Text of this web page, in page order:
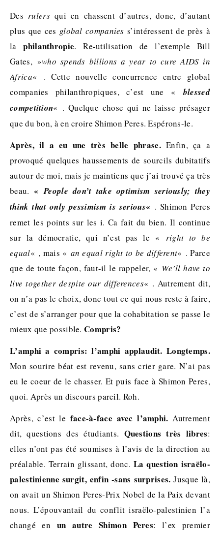
Desrulersqui en chassent d’autres, donc, d’autant
plus que ces global companies s’intéressent de près à
laphilanthropie. Re-utilisation de l’exemple Bill
Gates, »who spends billions a year to cure AIDS in
Africa« . Cette nouvelle concurrence entre global
companies philanthropiques, c’est une «blessed
competition« . Quelque chose qui ne laisse présager
que du bon, à en croire Shimon Peres. Espérons-le.
Après, il a eu une très belle phrase.Enfin, ça a
provoqué quelques haussements de sourcils dubitatifs
autour de moi, mais je maintiens que j’ai trouvé ça très
beau. «People don’t take optimism seriously; they
think that only pessimism is serious« . Shimon Peres
remet les points sur les i. Ca fait du bien. Il continue
sur la démocratie, qui n’est pas le « right to be
equal« , mais « an equal right to be different« . Parce
que de toute façon, faut-il le rappeler, « We’ll have to
live together despite our differences« . Autrement dit,
on n’a pas le choix, donc tout ce qui nous reste à faire,
c’est de s’arranger pour que la cohabitation se passe le
mieux que possible.Compris?
L’amphi a compris: l’amphi applaudit. Longtemps.
Mon sourire béat est revenu, sans crier gare. N’ai pas
eu le coeur de le chasser. Et puis face à Shimon Peres,
quoi. Après un discours pareil. Roh.
Après, c’est le face-à-face avec l’amphi. Autrement
dit, questions des étudiants. Questions très libres:
elles n’ont pas été soumises à l’avis de la direction au
préalable. Terrain glissant, donc. La question israëlo-
palestinienne surgit, enfin -sans surprises. Jusque là,
on avait un Shimon Peres-Prix Nobel de la Paix devant
nous. L’épouvantail du conflit israëlo-palestinien l’a
changé en un autre Shimon Peres: l’ex premier